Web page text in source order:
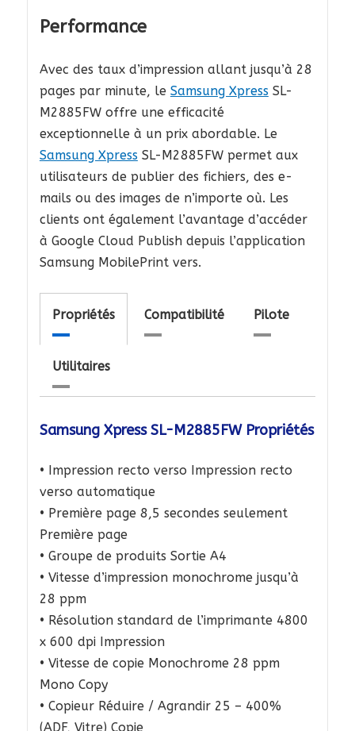
Performance
Avec des taux d’impression allant jusqu’à 28
pages par minute, le Samsung XpressSL-
M2885FW offre une efficacité
exceptionnelle à un prix abordable. Le
Samsung XpressSL-M2885FW permet aux
utilisateurs de publier des fichiers, des e-
mails ou des images de n’importe où. Les
clients ont également l’avantage d’accéder
à Google Cloud Publish depuis l’application
Samsung MobilePrint vers.
Propriétés Compatibilité Pilote
Utilitaires
Samsung Xpress SL-M2885FW Propriétés
• Impression recto verso Impression recto
verso automatique
• Première page 8,5 secondes seulement
Première page
• Groupe de produits Sortie A4
• Vitesse d’impression monochrome jusqu’à
28 ppm
• Résolution standard de l’imprimante 4800
x 600 dpi Impression
• Vitesse de copie Monochrome 28 ppm
Mono Copy
• Copieur Réduire / Agrandir 25 – 400%
(ADF, Vitre) Copie